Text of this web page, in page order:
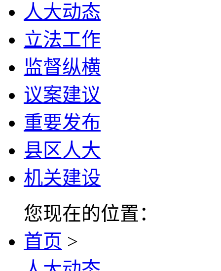
人大动态
立法工作
监督纵横
议案建议
重要发布
县区人大
机关建设
您现在的位置：
首页 >